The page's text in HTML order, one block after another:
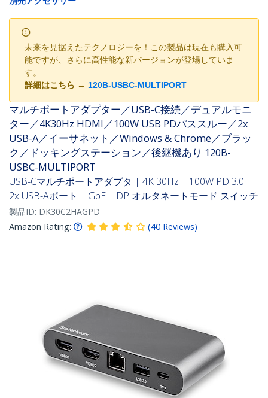
未来を見据えたテクノロジーを！この製品は現在も購入可
能ですが、さらに高性能な新バージョンが登場していま
す。
詳細はこちら → 120B-USBC-MULTIPORT
マルチポートアダプター／USB-C接続／デュアルモニ
ター／4K30Hz HDMI／100W USB PDパススルー／2x
USB-A／イーサネット／Windows & Chrome／ブラッ
ク／ドッキングステーション／後継機あり 120B-
USBC-MULTIPORT
USB-Cマルチポートアダプタ | 4K 30Hz | 100W PD 3.0 |
2x USB-Aポート | GbE | DP オルタネートモード スイッチ
製品ID: DK30C2HAGPD
Amazon Rating:
(40 Reviews)